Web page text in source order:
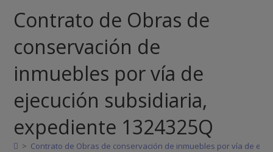
Contrato de Obras de
conservación de
inmuebles por vía de
ejecución subsidiaria,
expediente 1324325Q
> Contrato de Obras de conservación de inmuebles por vía de